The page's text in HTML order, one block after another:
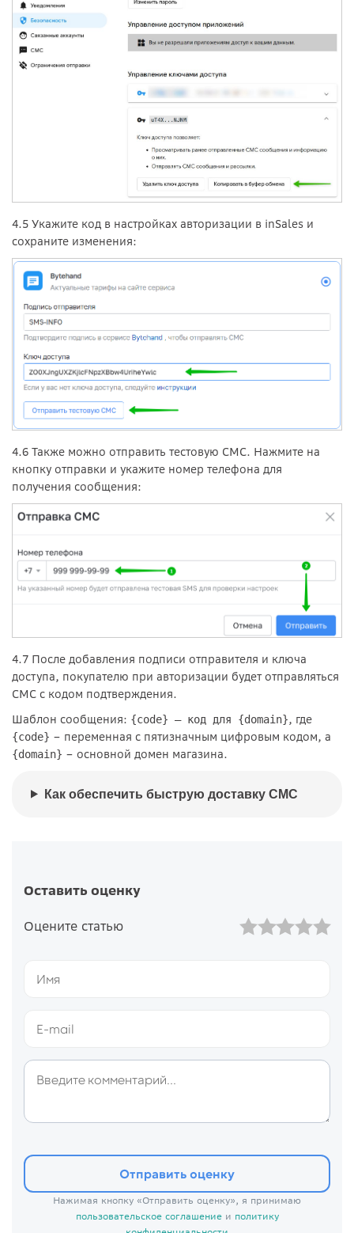
4.5 Укажите код в настройках авторизации в inSales и
сохраните изменения:
4.6 Также можно отправить тестовую СМС. Нажмите на
кнопку отправки и укажите номер телефона для
получения сообщения:
4.7 После добавления подписи отправителя и ключа
доступа, покупателю при авторизации будет отправляться
СМС с кодом подтверждения.
Шаблон сообщения: {code} – код для {domain}, где
{code} – переменная с пятизначным цифровым кодом, а
{domain} – основной домен магазина.
Как обеспечить быструю доставку СМС
Оставить оценку
Оцените статью
Отправить оценку
Нажимая кнопку «Отправить оценку», я принимаю
пользовательское соглашениеи политику